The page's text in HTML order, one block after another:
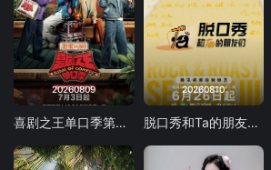
20260809
喜剧之王单口季第三季
20260810
脱口秀和Ta的朋友们 第三季